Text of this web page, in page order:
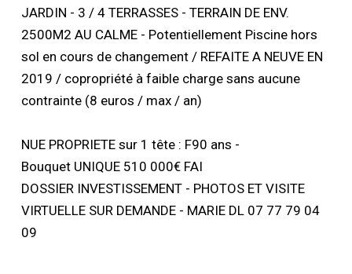
JARDIN - 3 / 4 TERRASSES - TERRAIN DE ENV.
2500M2 AU CALME - Potentiellement Piscine hors
sol en cours de changement / REFAITE A NEUVE EN
2019 / copropriété à faible charge sans aucune
contrainte (8 euros / max / an)
NUE PROPRIETE sur 1 tête : F90 ans -
Bouquet UNIQUE 510 000€ FAI
DOSSIER INVESTISSEMENT - PHOTOS ET VISITE
VIRTUELLE SUR DEMANDE - MARIE DL 07 77 79 04
09